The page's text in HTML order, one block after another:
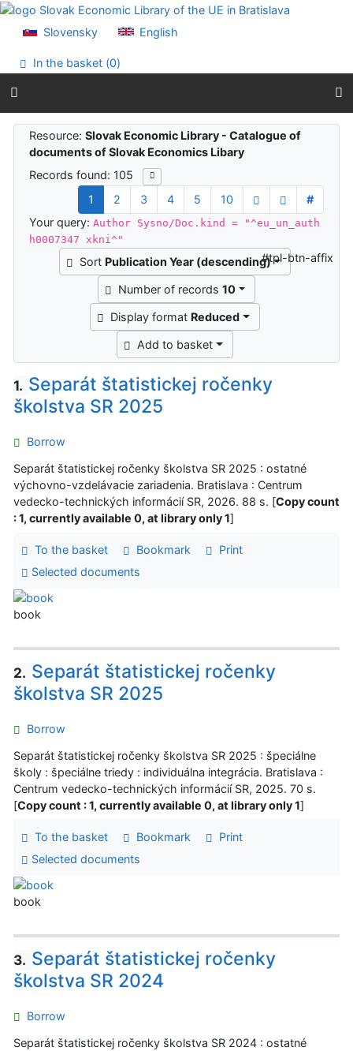
Go to content
Accessibility declaration
Slovensky English
In the basket (0)
Search results
Resource:Slovak Economic Library - Catalogue of
documents of Slovak Economics Libary
Records found: 105
1
2 3 4 5 10
#
Your query:Author Sysno/Doc.kind = "^eu_un_auth
h0007347 xkni^"
Sort Publication Year (descending)
Number of records 10
Display format Reduced
Add to basket
#tpl-btn-affix
1. Separát štatistickej ročenky
školstva SR 2025
Borrow
Separát štatistickej ročenky školstva SR 2025 : ostatné
výchovno-vzdelávacie zariadenia. Bratislava : Centrum
vedecko-technických informácií SR, 2026. 88 s. [Copy count
: 1, currently available 0, at library only 1]
To the basket Bookmark
Print
Selected documents
book
2. Separát štatistickej ročenky
školstva SR 2025
Borrow
Separát štatistickej ročenky školstva SR 2025 : špeciálne
školy : špeciálne triedy : individuálna integrácia. Bratislava :
Centrum vedecko-technických informácií SR, 2025. 70 s.
[Copy count : 1, currently available 0, at library only 1]
To the basket Bookmark
Print
Selected documents
book
3. Separát štatistickej ročenky
školstva SR 2024
Borrow
Separát štatistickej ročenky školstva SR 2024 : ostatné